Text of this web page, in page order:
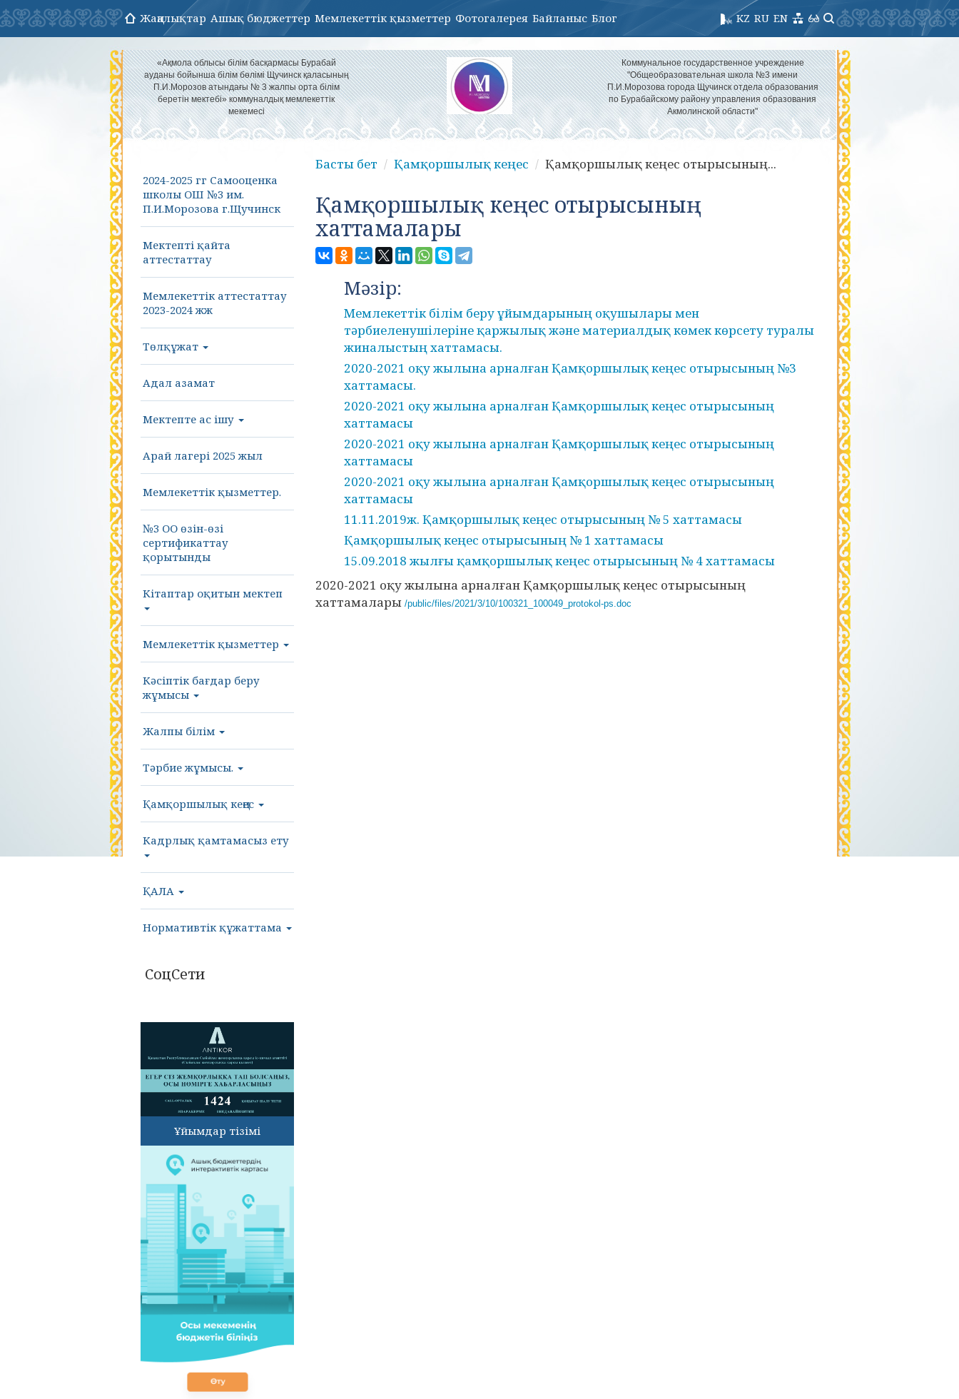
Жаңалықтар Ашық бюджеттер Мемлекеттік қызметтер Фотогалерея Байланыс Блог EN
RU
KZ
«Ақмола облысы білім басқармасы Бурабай
ауданы бойынша білім бөлімі Щучинск қаласының
П.И.Морозов атындағы № 3 жалпы орта білім
беретін мектебі» коммуналдық мемлекеттік
мекемесі
Коммунальное государственное учреждение
"Общеобразовательная школа №3 имени
П.И.Морозова города Щучинск отдела образования
по Бурабайскому району управления образования
Акмолинской области"
2024-2025 гг Самооценка
школы ОШ №3 им.
П.И.Морозова г.Щучинск
Мектепті қайта
аттестаттау
Мемлекеттік аттестаттау
2023-2024 жж
Төлқұжат
Адал азамат
Мектепте ас ішу
Арай лагері 2025 жыл
Мемлекеттік қызметтер.
№3 ОО өзін-өзі
сертификаттау
қорытынды
Кітаптар оқитын мектеп
Мемлекеттік қызметтер
Кәсіптік бағдар беру
жұмысы
Жалпы білім
Тәрбие жұмысы.
Қамқоршылық кеңес
Кадрлық қамтамасыз ету
ҚАЛА
Нормативтік құжаттама
СоцСети
Ұйымдар тізімі
Басты бет Қамқоршылық кеңес Қамқоршылық кеңес отырысының...
Қамқоршылық кеңес отырысының
хаттамалары
Мәзір:
Мемлекеттік білім беру ұйымдарының оқушылары мен
тәрбиеленушілеріне қаржылық және материалдық көмек көрсету туралы
жиналыстың хаттамасы.
2020-2021 оқу жылына арналған Қамқоршылық кеңес отырысының №3
хаттамасы.
2020-2021 оқу жылына арналған Қамқоршылық кеңес отырысының
хаттамасы
2020-2021 оқу жылына арналған Қамқоршылық кеңес отырысының
хаттамасы
2020-2021 оқу жылына арналған Қамқоршылық кеңес отырысының
хаттамасы
11.11.2019ж. Қамқоршылық кеңес отырысының № 5 хаттамасы
Қамқоршылық кеңес отырысының № 1 хаттамасы
15.09.2018 жылғы қамқоршылық кеңес отырысының № 4 хаттамасы
2020-2021 оқу жылына арналған Қамқоршылық кеңес отырысының
хаттамалары /public/files/2021/3/10/100321_100049_protokol-ps.doc